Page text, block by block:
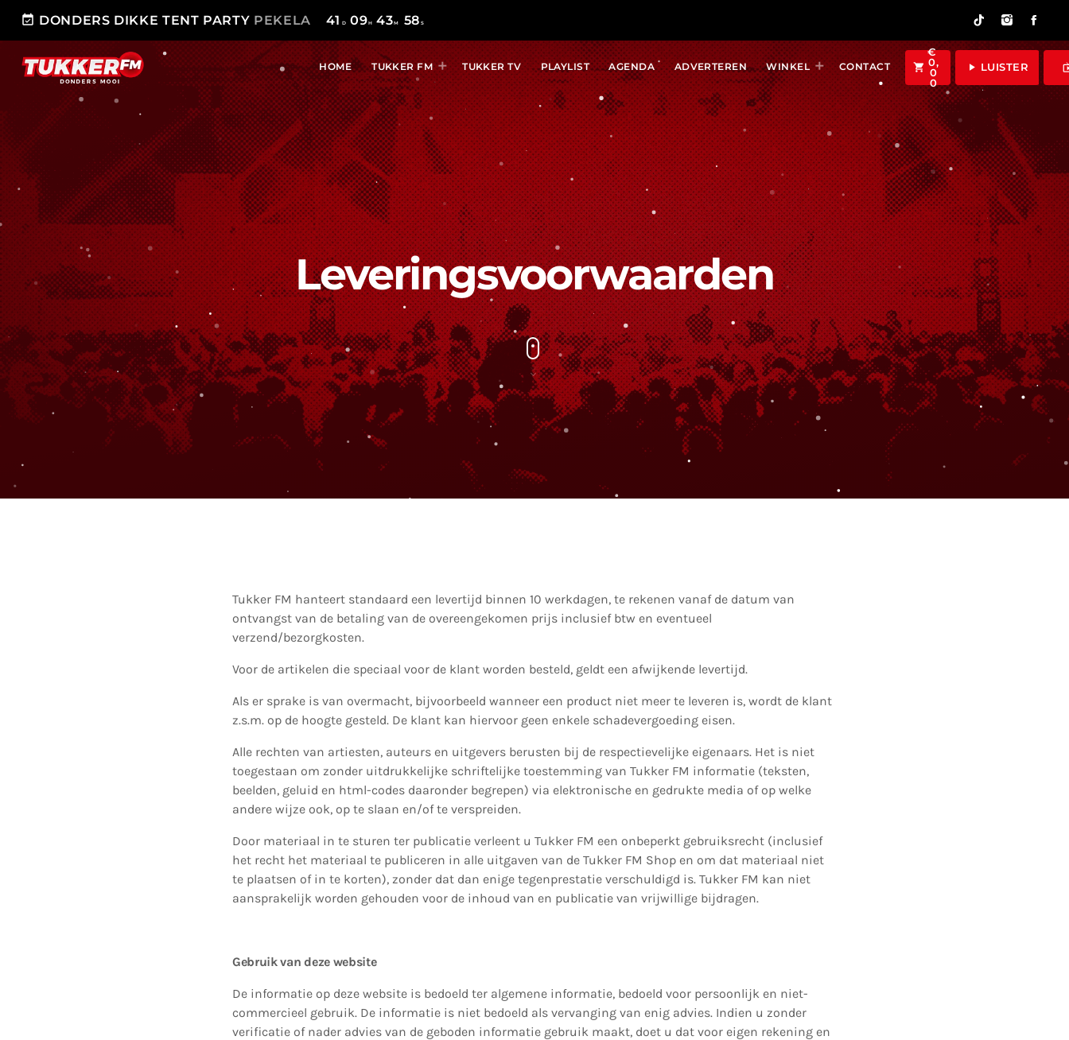
event_available DONDERS DIKKE TENT PARTY PEKELA 41 D 09H 43M 57 S
HOME TUKKER FM TUKKER TV PLAYLIST AGENDA ADVERTEREN WINKEL CONTACT shopping_cart
€
0,
0
0
play_arrow LUISTER
Leveringsvoorwaarden
Tukker FM hanteert standaard een levertijd binnen 10 werkdagen, te rekenen vanaf de datum van
ontvangst van de betaling van de overeengekomen prijs inclusief btw en eventueel
verzend/bezorgkosten.
Voor de artikelen die speciaal voor de klant worden besteld, geldt een afwijkende levertijd.
Als er sprake is van overmacht, bijvoorbeeld wanneer een product niet meer te leveren is, wordt de klant
z.s.m. op de hoogte gesteld. De klant kan hiervoor geen enkele schadevergoeding eisen.
Alle rechten van artiesten, auteurs en uitgevers berusten bij de respectievelijke eigenaars. Het is niet
toegestaan om zonder uitdrukkelijke schriftelijke toestemming van Tukker FM informatie (teksten,
beelden, geluid en html-codes daaronder begrepen) via elektronische en gedrukte media of op welke
andere wijze ook, op te slaan en/of te verspreiden.
Door materiaal in te sturen ter publicatie verleent u Tukker FM een onbeperkt gebruiksrecht (inclusief
het recht het materiaal te publiceren in alle uitgaven van de Tukker FM Shop en om dat materiaal niet
te plaatsen of in te korten), zonder dat dan enige tegenprestatie verschuldigd is. Tukker FM kan niet
aansprakelijk worden gehouden voor de inhoud van en publicatie van vrijwillige bijdragen.
Gebruik van deze website
De informatie op deze website is bedoeld ter algemene informatie, bedoeld voor persoonlijk en niet-
commercieel gebruik. De informatie is niet bedoeld als vervanging van enig advies. Indien u zonder
verificatie of nader advies van de geboden informatie gebruik maakt, doet u dat voor eigen rekening en